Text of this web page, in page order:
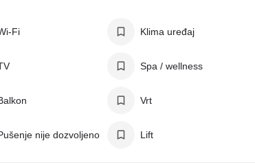
Fi Klima uređaj
Spa / wellness
Vrt
nije dozvoljeno Lift